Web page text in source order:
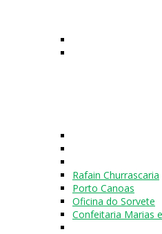
Rafain Churrascaria
Porto Canoas
Oficina do Sorvete
Confeitaria Marias